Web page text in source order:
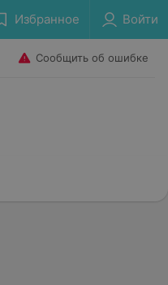
Избранное Войти
Сообщить об ошибке